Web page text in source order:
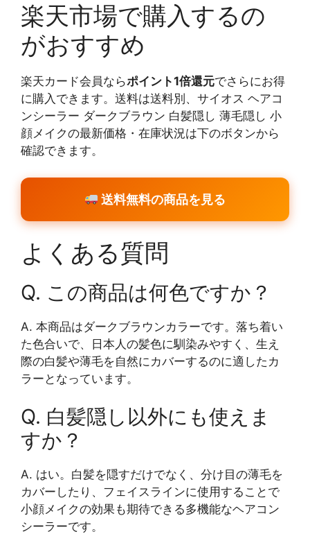
楽天市場で購入するの
がおすすめ
楽天カード会員ならポイント1倍還元でさらにお得
に購入できます。送料は送料別、サイオス ヘアコ
ンシーラー ダークブラウン 白髪隠し 薄毛隠し 小
顔メイクの最新価格・在庫状況は下のボタンから
確認できます。
送料無料の商品を見る
よくある質問
Q. この商品は何色ですか？
A. 本商品はダークブラウンカラーです。落ち着い
た色合いで、日本人の髪色に馴染みやすく、生え
際の白髪や薄毛を自然にカバーするのに適したカ
ラーとなっています。
Q. 白髪隠し以外にも使えま
すか？
A. はい。白髪を隠すだけでなく、分け目の薄毛を
カバーしたり、フェイスラインに使用することで
小顔メイクの効果も期待できる多機能なヘアコン
シーラーです。